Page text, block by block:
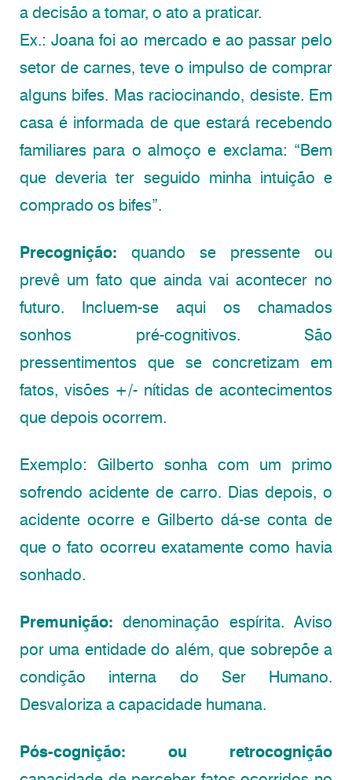
a decisão a tomar, o ato a praticar.
Ex.: Joana foi ao mercado e ao passar pelo
setor de carnes, teve o impulso de comprar
alguns bifes. Mas raciocinando, desiste. Em
casa é informada de que estará recebendo
familiares para o almoço e exclama: “Bem
que deveria ter seguido minha intuição e
comprado os bifes”.
Precognição: quando se pressente ou
prevê um fato que ainda vai acontecer no
futuro. Incluem-se aqui os chamados
sonhos pré-cognitivos. São
pressentimentos que se concretizam em
fatos, visões +/- nítidas de acontecimentos
que depois ocorrem.
Exemplo: Gilberto sonha com um primo
sofrendo acidente de carro. Dias depois, o
acidente ocorre e Gilberto dá-se conta de
que o fato ocorreu exatamente como havia
sonhado.
Premunição: denominação espírita. Aviso
por uma entidade do além, que sobrepõe a
condição interna do Ser Humano.
Desvaloriza a capacidade humana.
Pós-cognição: ou retrocognição